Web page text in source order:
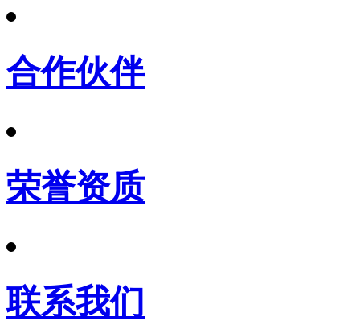
合作伙伴
荣誉资质
联系我们